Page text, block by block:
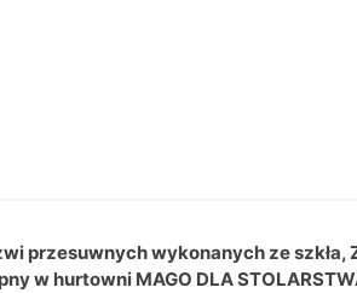
przesuwnych wykonanych ze szkła,
w hurtowni MAGO DLA